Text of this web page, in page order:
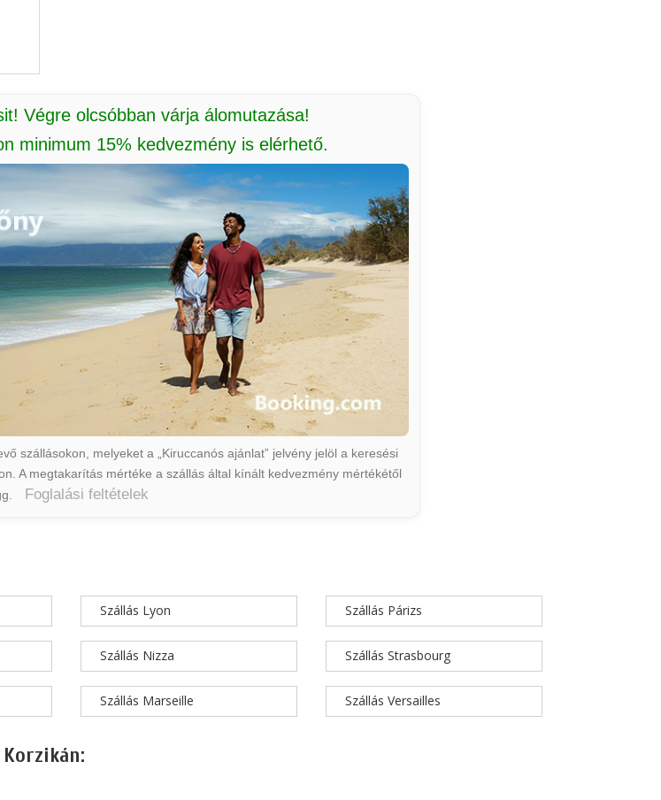
Végre olcsóbban várja álomutazása!
minimum 15% kedvezmény is elérhető.
szállásokon, melyeket a „Kiruccanós ajánlat” jelvény jelöl a keresési
A megtakarítás mértéke a szállás által kínált kedvezmény mértékétől
Foglalási feltételek
Szállás Lyon
Szállás Nizza
Szállás Marseille
Szállás Párizs
Szállás Strasbourg
Szállás Versailles